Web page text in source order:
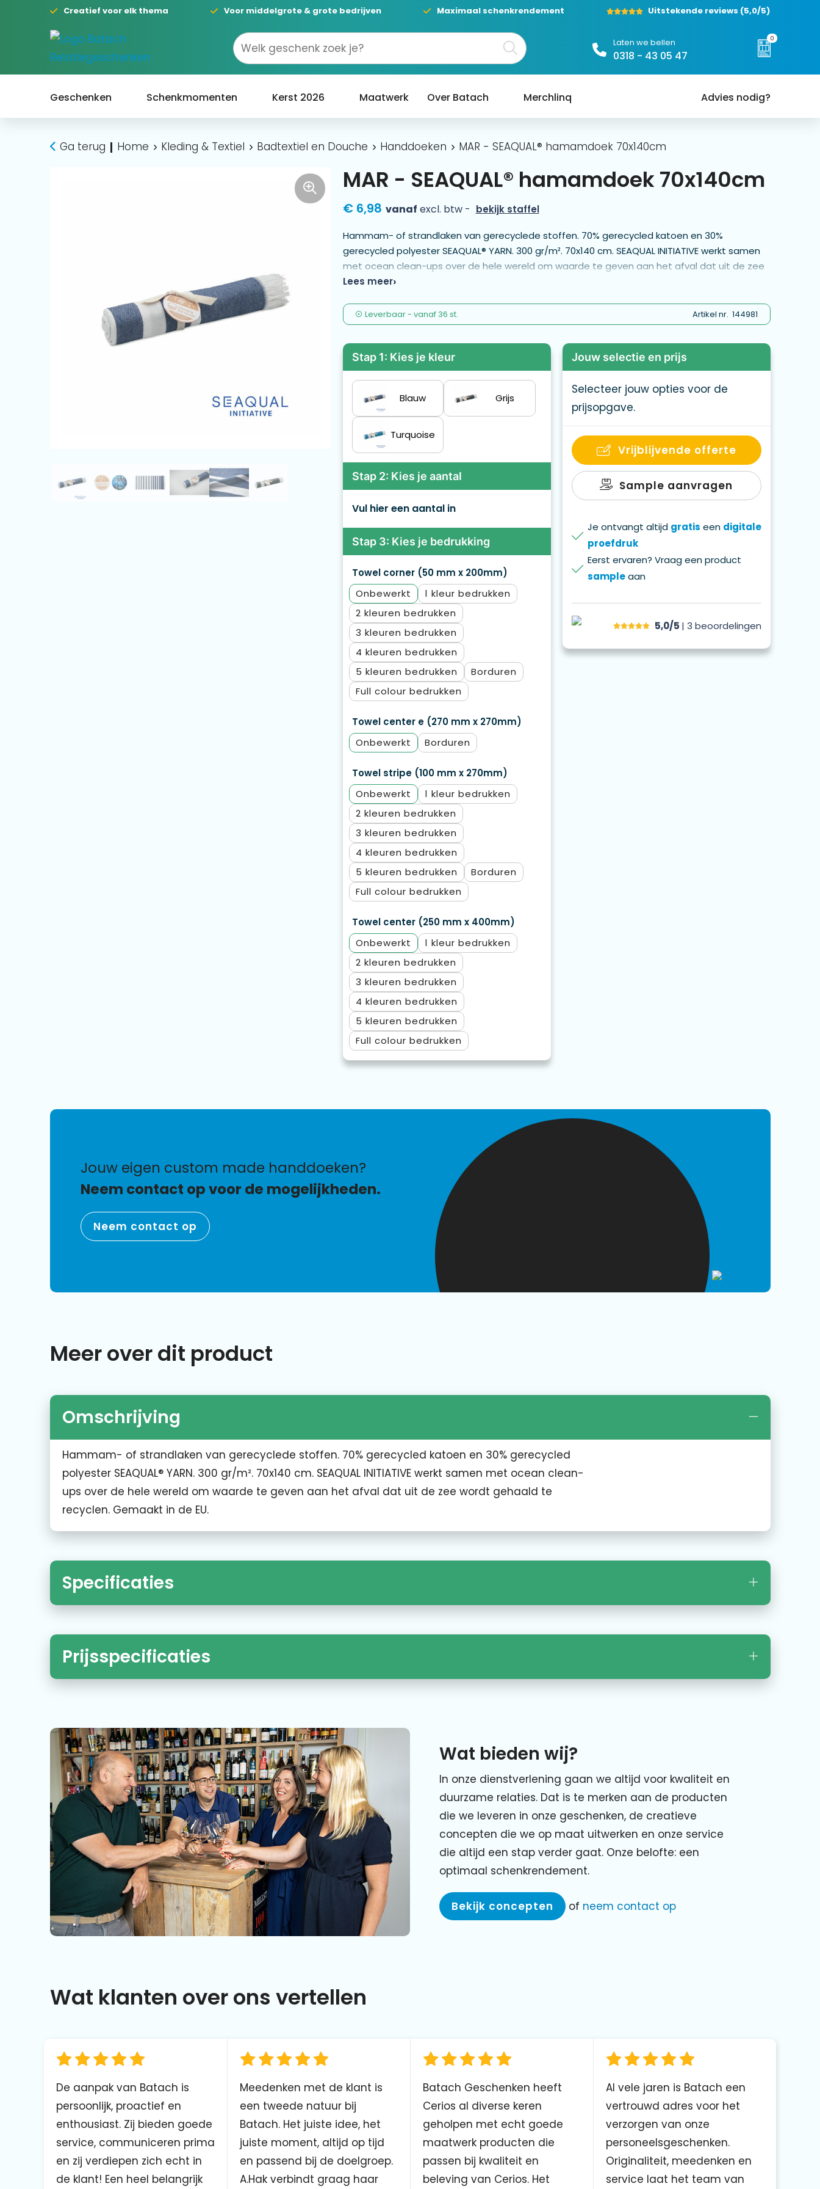
Creatief voor elk thema Voor middelgrote & grote bedrijven Maximaal schenkrendement Uitstekende reviews (5,0/5)
Laten we bellen
0318 - 43 05 47
0
Geschenken Schenkmomenten Kerst 2026 Maatwerk Over Batach Merchlinq Advies nodig?
Ga terug Home Kleding & Textiel Badtextiel en Douche Handdoeken MAR - SEAQUAL® hamamdoek 70x140cm
MAR - SEAQUAL® hamamdoek 70x140cm
€ 6,98 vanaf excl. btw - bekijk staffel
Hammam- of strandlaken van gerecyclede stoffen. 70% gerecycled katoen en 30%
gerecycled polyester SEAQUAL® YARN. 300 gr/m². 70x140 cm. SEAQUAL INITIATIVE werkt samen
met ocean clean-ups over de hele wereld om waarde te geven aan het afval dat uit de zee
wordt gehaald te recyclen. Gemaakt in de EU.
Lees meer
Leverbaar- vanaf 36 st. Artikel nr. 144981
Stap 1: Kies je kleur
Blauw Grijs
Turquoise
Stap 2: Kies je aantal
Vul hier een aantal in
Stap 3: Kies je bedrukking
Towel corner (50 mm x 200mm)
Onbewerkt
1
2
3
4
5
Borduren
Full colour
Towel center e (270 mm x 270mm)
Onbewerkt
Borduren
Towel stripe (100 mm x 270mm)
Onbewerkt
1
2
3
4
5
Borduren
Full colour
Towel center (250 mm x 400mm)
Onbewerkt
1
2
3
4
5
Full colour
Jouw selectie en prijs
Selecteer jouw opties voor de
prijsopgave.
Vrijblijvende offerte
Sample aanvragen
Je ontvangt altijd gratis een digitale
proefdruk
Eerst ervaren? Vraag een product
sampleaan
5,0/5 | 3 beoordelingen
jouw eigen custom made handdoeken?
Neem contact op voor de mogelijkheden.
Neem contact op
Meer over dit product
Omschrijving
Hammam- of strandlaken van gerecyclede stoffen. 70% gerecycled katoen en 30% gerecycled
polyester SEAQUAL® YARN. 300 gr/m². 70x140 cm. SEAQUAL INITIATIVE werkt samen met ocean clean-
ups over de hele wereld om waarde te geven aan het afval dat uit de zee wordt gehaald te
recyclen. Gemaakt in de EU.
Specificaties
Prijsspecificaties
Wat bieden wij?
In onze dienstverlening gaan we altijd voor kwaliteit en
duurzame relaties. Dat is te merken aan de producten
die we leveren in onze geschenken, de creatieve
concepten die we op maat uitwerken en onze service
die altijd een stap verder gaat. Onze belofte: een
optimaal schenkrendement.
Bekijk concepten of neem contact op
Wat klanten over ons vertellen
De aanpak van Batach is
persoonlijk, proactief en
enthousiast. Zij bieden goede
service, communiceren prima
en zij verdiepen zich echt in
de klant! Een heel belangrijk
Meedenken met de klant is
een tweede natuur bij
Batach. Het juiste idee, het
juiste moment, altijd op tijd
en passend bij de doelgroep.
A.Hak verbindt graag haar
Batach Geschenken heeft
Cerios al diverse keren
geholpen met echt goede
maatwerk producten die
passen bij kwaliteit en
beleving van Cerios. Het
Al vele jaren is Batach een
vertrouwd adres voor het
verzorgen van onze
personeelsgeschenken.
Originaliteit, meedenken en
service laat het team van